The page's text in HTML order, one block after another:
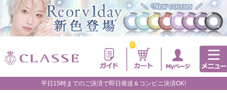
0
平日15時までのご決済で即日発送＆コンビニ決済OK!